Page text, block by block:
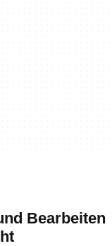
Bearbeiten